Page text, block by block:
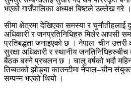
भएको गाउँपालिका अध्यक्ष बिष्टले उल्लेख गरे ।
सीमा क्षेत्रमा देखिएका समस्या र चुनौतीहलाई
अधिकारी र जनप्रतिनिधिहरु मिलेर आपसी
प्रतिबद्धता जनाइएको छ । नेपाल–चीन
सुरक्षा अधिकारी र स्थानीय
बैठक बस्ने प्रचलन छ । चालु वर्षको भदौ
तिब्बतको झोङ्बा काउन्टीमा नेपाल–चीन
सम्पन्न भएको थियो ।